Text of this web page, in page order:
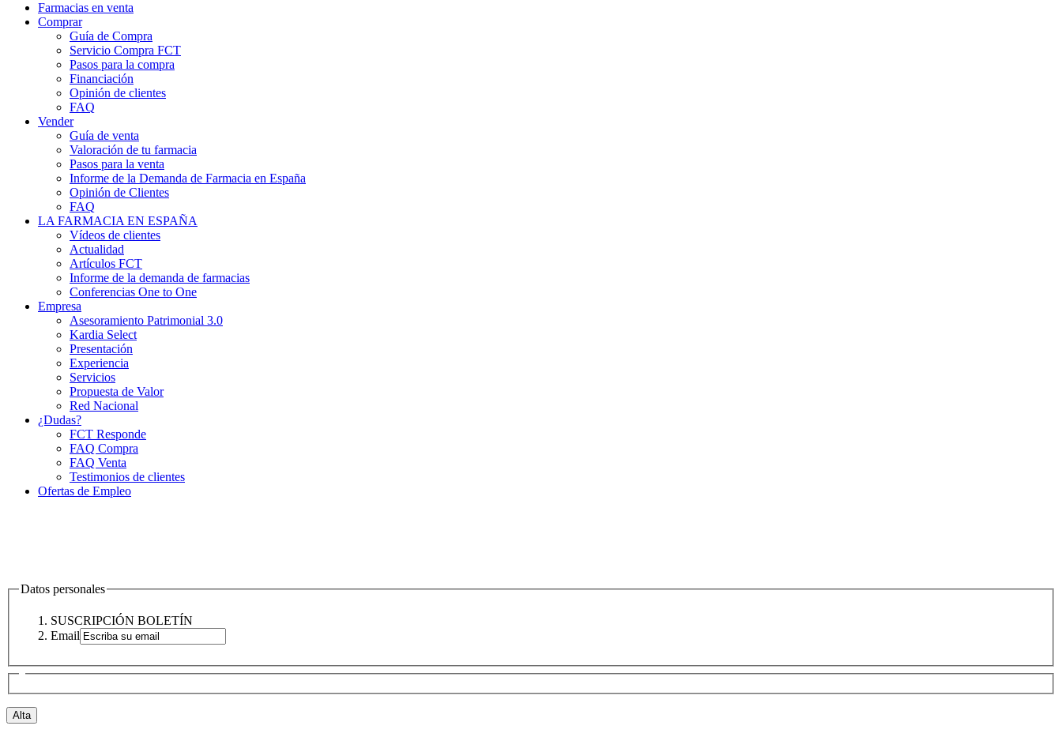
Farmacias en venta
Comprar
Guía de Compra
Servicio Compra FCT
Pasos para la compra
Financiación
Opinión de clientes
FAQ
Vender
Guía de venta
Valoración de tu farmacia
Pasos para la venta
Informe de la Demanda de Farmacia en España
Opinión de Clientes
FAQ
LA FARMACIA EN ESPAÑA
Vídeos de clientes
Actualidad
Artículos FCT
Informe de la demanda de farmacias
Conferencias One to One
Empresa
Asesoramiento Patrimonial 3.0
Kardia Select
Presentación
Experiencia
Servicios
Propuesta de Valor
Red Nacional
¿Dudas?
FCT Responde
FAQ Compra
FAQ Venta
Testimonios de clientes
Ofertas de Empleo
Datos personales
SUSCRIPCIÓN BOLETÍN
Email